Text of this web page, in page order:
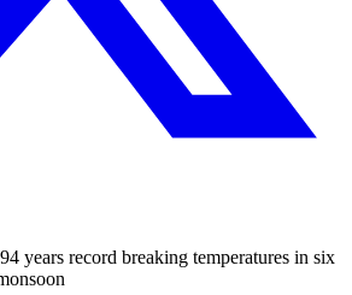
years record breaking temperatures in six